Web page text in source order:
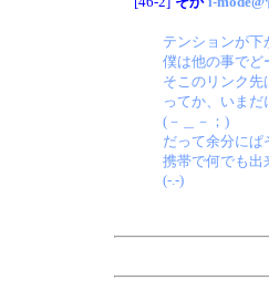
テンションが
僕は他の事でど
そこのリンク先
ってか、いまだ
(－＿－；)
だって余分にぱ
携帯で何でも出
(-.-)